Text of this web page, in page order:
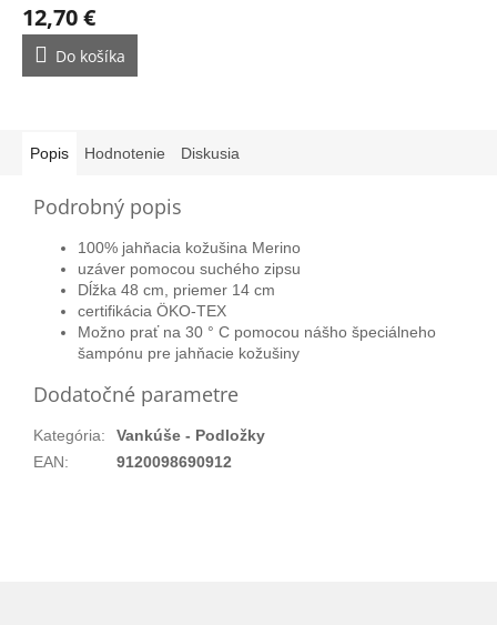
12,70 €
Do košíka
Popis Hodnotenie Diskusia
Podrobný popis
100% jahňacia kožušina Merino
uzáver pomocou suchého zipsu
Dĺžka 48 cm, priemer 14 cm
certifikácia ÖKO-TEX
Možno prať na 30 ° C pomocou nášho špeciálneho
šampónu pre jahňacie kožušiny
Dodatočné parametre
Kategória:
Vankúše - Podložky
EAN: 9120098690912